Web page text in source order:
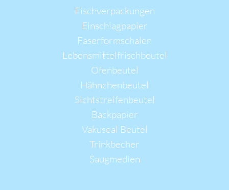
Navigation
überspringen
Fischverpackungen
Einschlagpapier
Faserformschalen
Lebensmittelfrischbeutel
Ofenbeutel
Hähnchenbeutel
Sichtstreifenbeutel
Backpapier
Vakuseal Beutel
Trinkbecher
Saugmedien